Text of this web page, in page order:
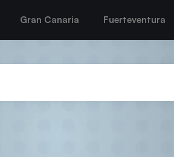
Gran Canaria Fuerteventura